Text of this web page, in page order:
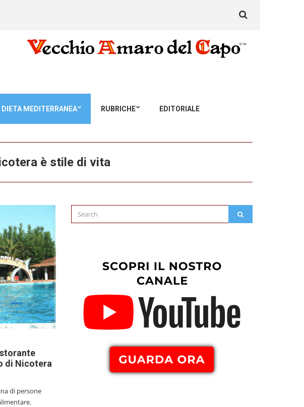
DIETA MEDITERRANEA RUBRICHE EDITORIALE
for:
è stile di vita
di Nicotera
di persone
Search
for: